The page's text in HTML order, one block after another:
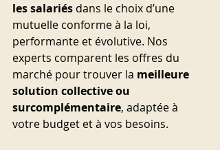
les salariés dans le choix d’une
mutuelle conforme à la loi,
performante et évolutive. Nos
experts comparent les offres du
marché pour trouver la meilleure
solution collective ou
surcomplémentaire, adaptée à
votre budget et à vos besoins.